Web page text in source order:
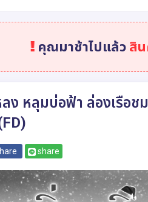
คุณมาช้าไปแล้ว สิ
ง หลุมบ่อฟ้า ล่องเรือช
share